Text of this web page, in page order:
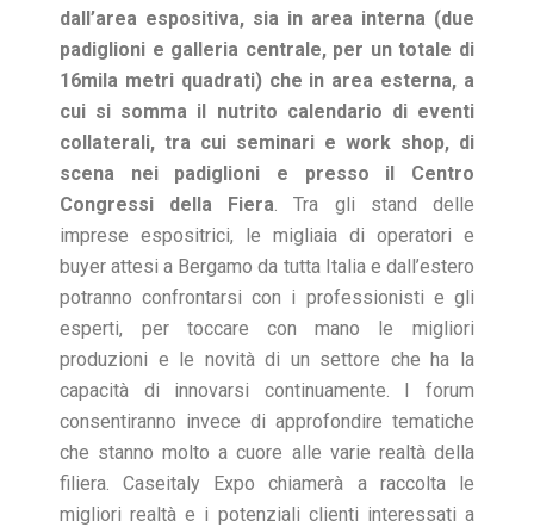
dall’area espositiva, sia in area interna (due
padiglioni e galleria centrale, per un totale di
16mila metri quadrati) che in area esterna, a
cui si somma il nutrito calendario di eventi
collaterali, tra cui seminari e work shop, di
scena nei padiglioni e presso il Centro
Congressi della Fiera . Tra gli stand delle
imprese espositrici, le migliaia di operatori e
buyer attesi a Bergamo da tutta Italia e dall’estero
potranno confrontarsi con i professionisti e gli
esperti, per toccare con mano le migliori
produzioni e le novità di un settore che ha la
capacità di innovarsi continuamente. I forum
consentiranno invece di approfondire tematiche
che stanno molto a cuore alle varie realtà della
filiera. Caseitaly Expo chiamerà a raccolta le
migliori realtà e i potenziali clienti interessati a